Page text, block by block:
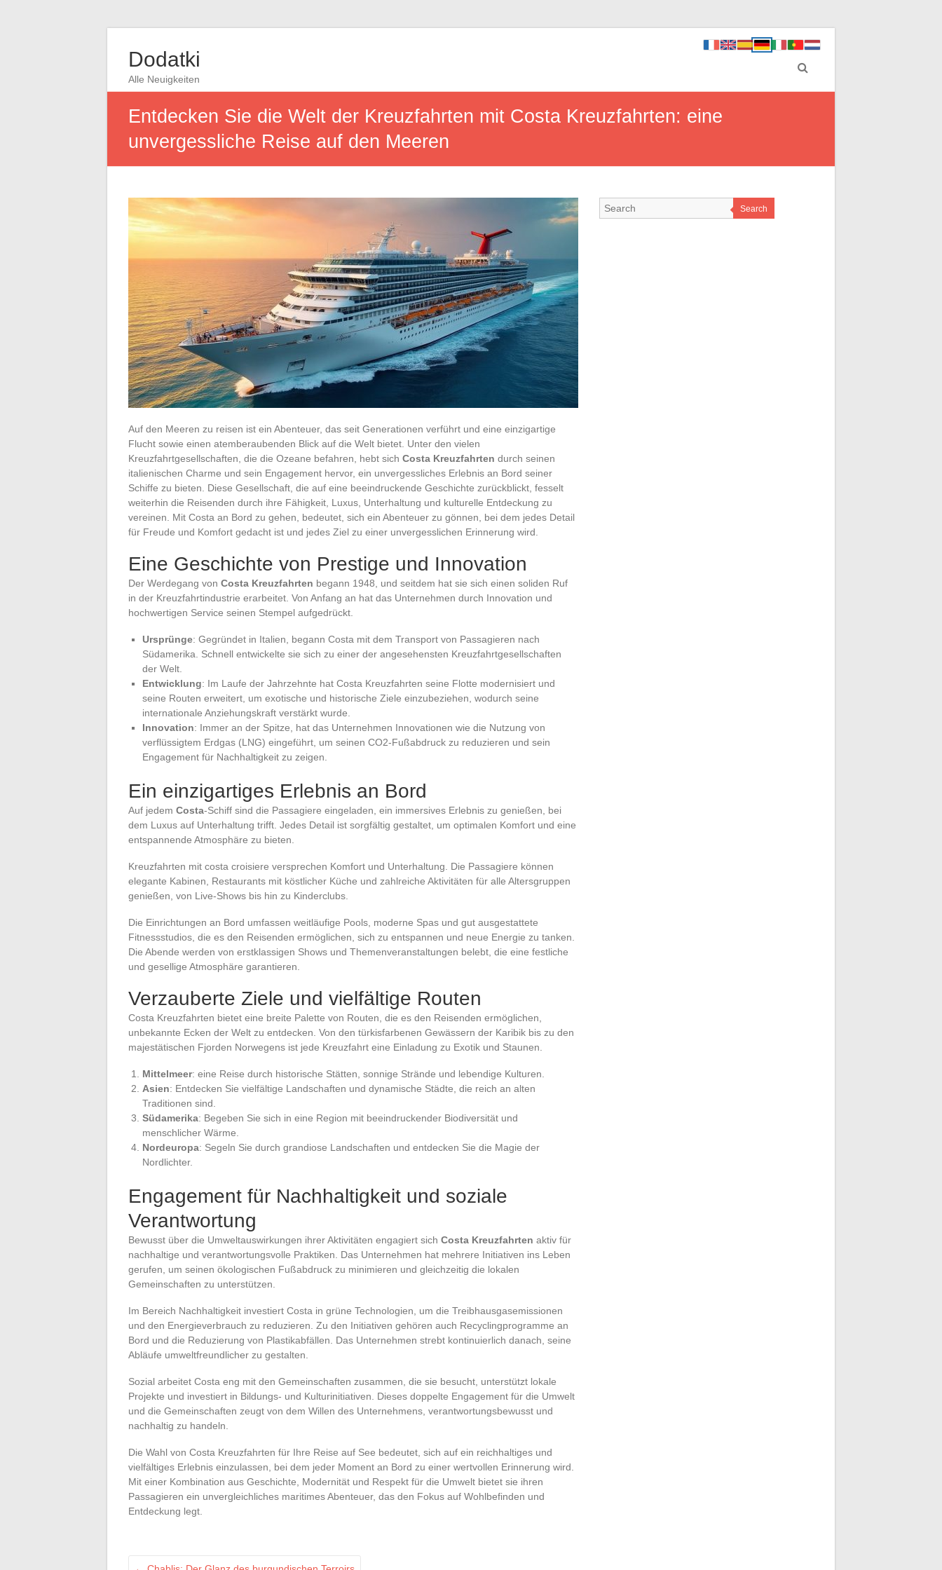
Dodatki
Alle Neuigkeiten
Entdecken Sie die Welt der Kreuzfahrten mit Costa Kreuzfahrten: eine
unvergessliche Reise auf den Meeren
Auf den Meeren zu reisen ist ein Abenteuer, das seit Generationen verführt und eine einzigartige
Flucht sowie einen atemberaubenden Blick auf die Welt bietet. Unter den vielen
Kreuzfahrtgesellschaften, die die Ozeane befahren, hebt sich Costa Kreuzfahrten durch seinen
italienischen Charme und sein Engagement hervor, ein unvergessliches Erlebnis an Bord seiner
Schiffe zu bieten. Diese Gesellschaft, die auf eine beeindruckende Geschichte zurückblickt, fesselt
weiterhin die Reisenden durch ihre Fähigkeit, Luxus, Unterhaltung und kulturelle Entdeckung zu
vereinen. Mit Costa an Bord zu gehen, bedeutet, sich ein Abenteuer zu gönnen, bei dem jedes Detail
für Freude und Komfort gedacht ist und jedes Ziel zu einer unvergesslichen Erinnerung wird.
Eine Geschichte von Prestige und Innovation
Der Werdegang von Costa Kreuzfahrten begann 1948, und seitdem hat sie sich einen soliden Ruf
in der Kreuzfahrtindustrie erarbeitet. Von Anfang an hat das Unternehmen durch Innovation und
hochwertigen Service seinen Stempel aufgedrückt.
Ursprünge: Gegründet in Italien, begann Costa mit dem Transport von Passagieren nach
Südamerika. Schnell entwickelte sie sich zu einer der angesehensten Kreuzfahrtgesellschaften
der Welt.
Entwicklung: Im Laufe der Jahrzehnte hat Costa Kreuzfahrten seine Flotte modernisiert und
seine Routen erweitert, um exotische und historische Ziele einzubeziehen, wodurch seine
internationale Anziehungskraft verstärkt wurde.
Innovation: Immer an der Spitze, hat das Unternehmen Innovationen wie die Nutzung von
verflüssigtem Erdgas (LNG) eingeführt, um seinen CO2-Fußabdruck zu reduzieren und sein
Engagement für Nachhaltigkeit zu zeigen.
Ein einzigartiges Erlebnis an Bord
Auf jedem Costa-Schiff sind die Passagiere eingeladen, ein immersives Erlebnis zu genießen, bei
dem Luxus auf Unterhaltung trifft. Jedes Detail ist sorgfältig gestaltet, um optimalen Komfort und eine
entspannende Atmosphäre zu bieten.
Kreuzfahrten mit costa croisiere versprechen Komfort und Unterhaltung. Die Passagiere können
elegante Kabinen, Restaurants mit köstlicher Küche und zahlreiche Aktivitäten für alle Altersgruppen
genießen, von Live-Shows bis hin zu Kinderclubs.
Die Einrichtungen an Bord umfassen weitläufige Pools, moderne Spas und gut ausgestattete
Fitnessstudios, die es den Reisenden ermöglichen, sich zu entspannen und neue Energie zu tanken.
Die Abende werden von erstklassigen Shows und Themenveranstaltungen belebt, die eine festliche
und gesellige Atmosphäre garantieren.
Verzauberte Ziele und vielfältige Routen
Costa Kreuzfahrten bietet eine breite Palette von Routen, die es den Reisenden ermöglichen,
unbekannte Ecken der Welt zu entdecken. Von den türkisfarbenen Gewässern der Karibik bis zu den
majestätischen Fjorden Norwegens ist jede Kreuzfahrt eine Einladung zu Exotik und Staunen.
Mittelmeer: eine Reise durch historische Stätten, sonnige Strände und lebendige Kulturen.
Asien: Entdecken Sie vielfältige Landschaften und dynamische Städte, die reich an alten
Traditionen sind.
Südamerika: Begeben Sie sich in eine Region mit beeindruckender Biodiversität und
menschlicher Wärme.
Nordeuropa: Segeln Sie durch grandiose Landschaften und entdecken Sie die Magie der
Nordlichter.
Engagement für Nachhaltigkeit und soziale
Verantwortung
Bewusst über die Umweltauswirkungen ihrer Aktivitäten engagiert sich Costa Kreuzfahrten aktiv für
nachhaltige und verantwortungsvolle Praktiken. Das Unternehmen hat mehrere Initiativen ins Leben
gerufen, um seinen ökologischen Fußabdruck zu minimieren und gleichzeitig die lokalen
Gemeinschaften zu unterstützen.
Im Bereich Nachhaltigkeit investiert Costa in grüne Technologien, um die Treibhausgasemissionen
und den Energieverbrauch zu reduzieren. Zu den Initiativen gehören auch Recyclingprogramme an
Bord und die Reduzierung von Plastikabfällen. Das Unternehmen strebt kontinuierlich danach, seine
Abläufe umweltfreundlicher zu gestalten.
Sozial arbeitet Costa eng mit den Gemeinschaften zusammen, die sie besucht, unterstützt lokale
Projekte und investiert in Bildungs- und Kulturinitiativen. Dieses doppelte Engagement für die Umwelt
und die Gemeinschaften zeugt von dem Willen des Unternehmens, verantwortungsbewusst und
nachhaltig zu handeln.
Die Wahl von Costa Kreuzfahrten für Ihre Reise auf See bedeutet, sich auf ein reichhaltiges und
vielfältiges Erlebnis einzulassen, bei dem jeder Moment an Bord zu einer wertvollen Erinnerung wird.
Mit einer Kombination aus Geschichte, Modernität und Respekt für die Umwelt bietet sie ihren
Passagieren ein unvergleichliches maritimes Abenteuer, das den Fokus auf Wohlbefinden und
Entdeckung legt.
Search